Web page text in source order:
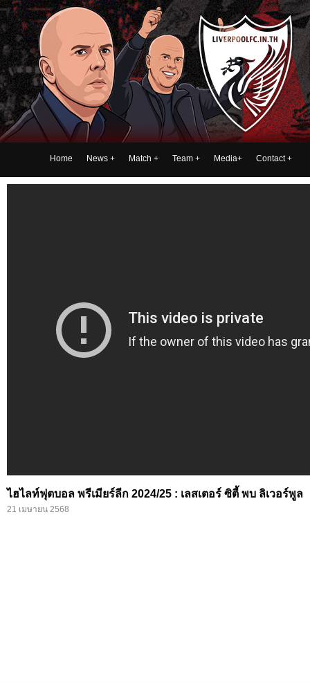
Home News + Match + Team + Media+ Contact+
ไฮไลท์ฟุตบอล พรีเมียร์ลีก 2024/25 : เลสเตอร์ ซิตี้ พบ ลิเวอร์พูล
21 เมษายน 2568